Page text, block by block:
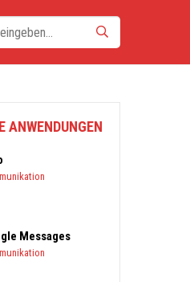
ANWENDUNGEN
Messages